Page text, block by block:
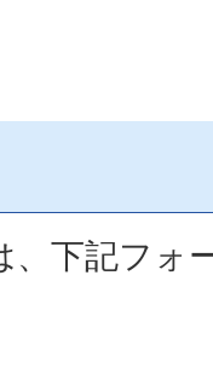
、下記フォ